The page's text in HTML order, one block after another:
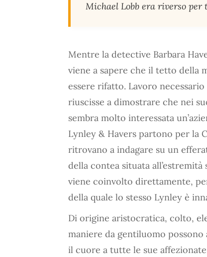
Michael Lobb era riverso
Mentre la detective Barbara
viene a sapere che il tetto della
essere rifatto. Lavoro
riuscisse a dimostrare che nei
sembra molto interessata
Lynley & Havers partono per la
ritrovano a indagare su un
della contea situata
viene coinvolto direttamente,
della quale lo stesso Lynley è
Di origine aristocratica, colto,
maniere da gentiluomo
il cuore a tutte le sue